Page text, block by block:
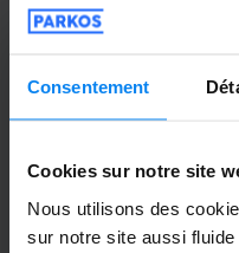
Consentement
Cookies sur notre site
Nous utilisons des
sur notre site aussi
Anoniem